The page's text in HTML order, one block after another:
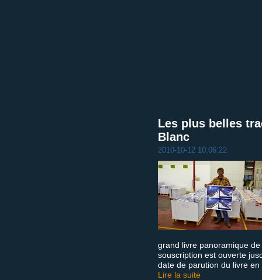
Les plus belles
Blanc
2010-10-12 10:06:22
grand livre panoramique
souscription est ouverte
date de parution du livre en
Lire la suite